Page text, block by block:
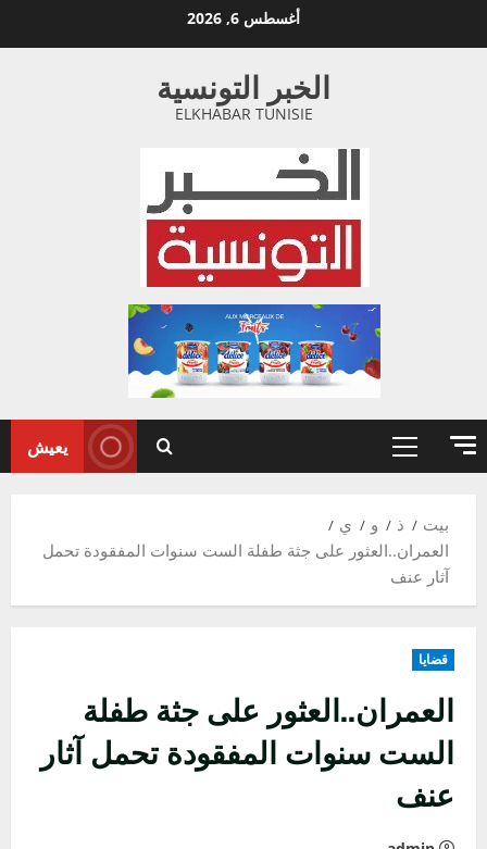
أغسطس 6, 2026
الخبر التونسية
ELKHABAR TUNISIE
القائمة
يعيش
بيت ذ و
ي
العمران..العثور على جثة طفلة الست سنوات المفقودة تحمل
آثار عنف
قضايا
العمران..العثور على جثة طفلة
الست سنوات المفقودة تحمل آثار
عنف